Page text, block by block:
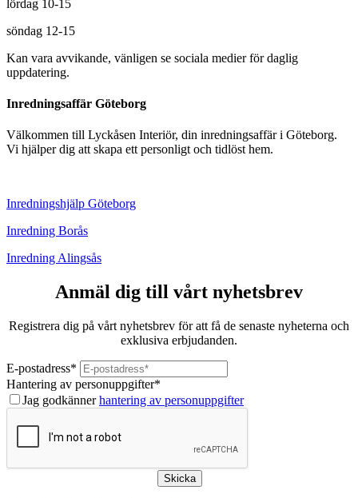
lördag 10-15
söndag 12-15
Kan vara avvikande, vänligen se sociala medier för daglig
uppdatering.
Inredningsaffär Göteborg
Välkommen till Lyckåsen Interiör, din inredningsaffär i Göteborg.
Vi hjälper dig att skapa ett personligt och tidlöst hem.
Inredningshjälp Göteborg
Inredning Borås
Inredning Alingsås
Anmäl dig till vårt nyhetsbrev
Registrera dig på vårt nyhetsbrev för att få de senaste nyheterna och
exklusiva erbjudanden.
E-postadress*
Hantering av personuppgifter*
Jag godkännerhantering av personuppgifter
Skicka